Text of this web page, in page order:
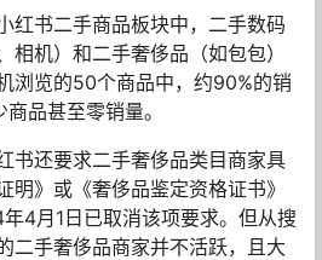
红书二手商品板块中，二手数码
相机）和二手奢侈品（如包包）
浏览的50个商品中，约90%的销
品甚至零销量。
书还要求二手奢侈品类目商家具
明》或《奢侈品鉴定资格证书》
4月1日已取消该项要求。但从搜
二手奢侈品商家并不活跃，且大